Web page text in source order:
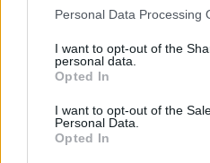
Personal Data Processing
I want to opt-out of the
personal data.
Opted In
I want to opt-out of the
Personal Data.
Opted In
EVENT